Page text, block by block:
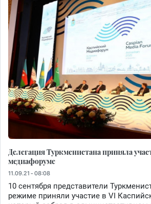
Делегация Туркменистана приняла
медиафоруме
11.09.21 - 08:08
10 сентября представители
режиме приняли участие в VI